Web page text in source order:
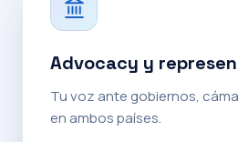
Advocacy y
Tu voz ante gobiernos,
en ambos países.